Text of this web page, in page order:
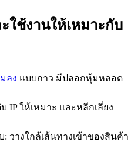
ใช้งานให้เหมาะกับ
ลง แบบกาว มีปลอกหุ้มหลอด
IP ให้เหมาะ และหลีกเลี่ยง
วางใกล้เส้นทางเข้าของสินค้า